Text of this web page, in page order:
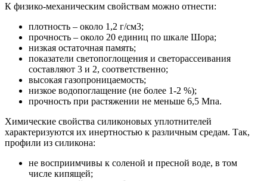
К физико-механическим свойствам можно отнести:
плотность – около 1,2 г/см3;
прочность – около 20 единиц по шкале Шора;
низкая остаточная память;
показатели светопоглощения и светорассеивания
составляют 3 и 2, соответственно;
высокая газопроницаемость;
низкое водопоглащение (не более 1-2 %);
прочность при растяжении не меньше 6,5 Мпа.
Химические свойства силиконовых уплотнителей
характеризуются их инертностью к различным средам. Так,
профили из силикона:
не восприимчивы к соленой и пресной воде, в том
числе кипящей;